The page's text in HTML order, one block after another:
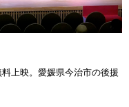
上映。愛媛県今治市の後援